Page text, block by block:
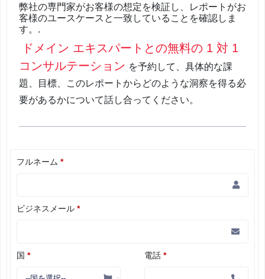
弊社の専門家がお客様の想定を検証し、レポートがお
客様のユースケースと一致していることを確認しま
す。.
ドメイン エキスパートとの無料の 1 対 1
コンサルテーション を予約して、具体的な課
題、目標、このレポートからどのような洞察を得る必
要があるかについて話し合ってください。
フルネーム *
ビジネスメール *
国 * 電話 *